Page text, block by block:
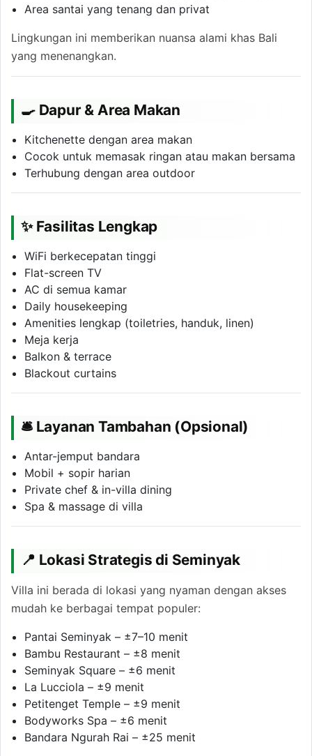
Area santai yang tenang dan privat
Lingkungan ini memberikan nuansa alami khas Bali
yang menenangkan.
🍳 Dapur & Area Makan
Kitchenette dengan area makan
Cocok untuk memasak ringan atau makan bersama
Terhubung dengan area outdoor
✨ Fasilitas Lengkap
WiFi berkecepatan tinggi
Flat-screen TV
AC di semua kamar
Daily housekeeping
Amenities lengkap (toiletries, handuk, linen)
Meja kerja
Balkon & terrace
Blackout curtains
🛎 Layanan Tambahan (Opsional)
Antar-jemput bandara
Mobil + sopir harian
Private chef & in-villa dining
Spa & massage di villa
📍 Lokasi Strategis di Seminyak
Villa ini berada di lokasi yang nyaman dengan akses
mudah ke berbagai tempat populer:
Pantai Seminyak – ±7–10 menit
Bambu Restaurant – ±8 menit
Seminyak Square – ±6 menit
La Lucciola – ±9 menit
Petitenget Temple – ±9 menit
Bodyworks Spa – ±6 menit
Bandara Ngurah Rai – ±25 menit